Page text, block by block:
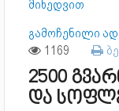
მიხედვით
გამოჩენილი
1169
2500
და